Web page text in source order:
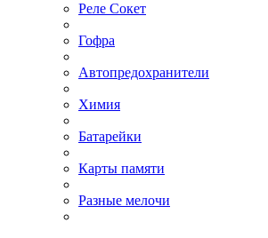
Реле Сокет
Гофра
Автопредохранители
Химия
Батарейки
Карты памяти
Разные мелочи